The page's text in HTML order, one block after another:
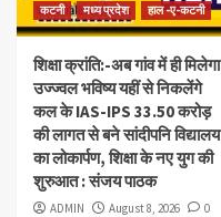
कटनी मध्य प्रदेश हाल -ए-कटनी
शिक्षा क्रांति:-अब गांव में ही मिलेगा
उज्ज्वल भविष्य यहीं से निकलेंगे
कल के IAS-IPS 33.50 करोड़
की लागत से बने सांदीपनि विद्यालय
का लोकार्पण, शिक्षा के नए युग की
शुरुआत : संजय पाठक
ADMIN August 8, 2026 0